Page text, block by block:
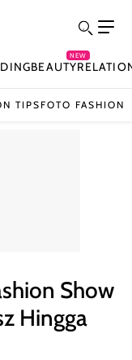
BEAUTY
NEW
TIPS FOTO FASHION
Show
Hingga